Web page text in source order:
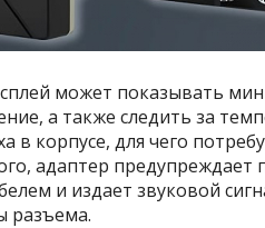
может показывать
а также следить за
в корпусе, для чего
адаптер предупреждает
и издает звуковой
разъема.